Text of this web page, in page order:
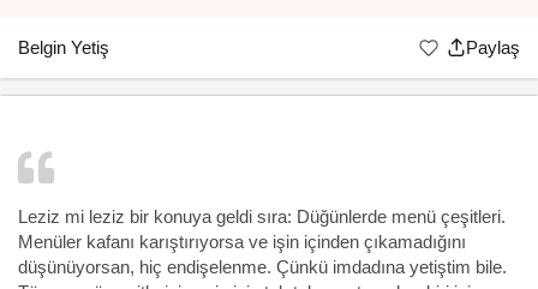
Belgin Yetiş Paylaş
Leziz mi leziz bir konuya geldi sıra: Düğünlerde menü çeşitleri.
Menüler kafanı karıştırıyorsa ve işin içinden çıkamadığını
düşünüyorsan, hiç endişelenme. Çünkü imdadına yetiştim bile.